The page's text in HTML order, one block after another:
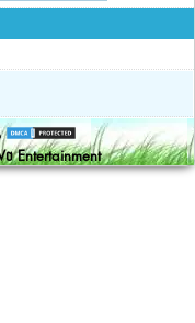
Entertainment